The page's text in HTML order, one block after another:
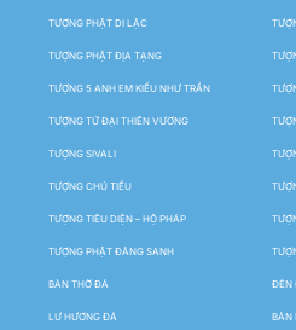
TƯỢNG PHẬT DI LẶC
TƯỢNG PHẬT ĐỊA TẠNG
TƯỢNG 5 ANH EM KIỀU NHƯ TRẦN
TƯỢNG TỨ ĐẠI THIÊN VƯƠNG
TƯỢNG SIVALI
TƯỢNG CHÚ TIỂU
TƯỢNG TIÊU DIỆN – HỘ PHÁP
TƯỢNG PHẬT ĐẢNG SANH
BÀN THỜ ĐÁ ĐÈN
LƯ HƯƠNG ĐÁ BẢN